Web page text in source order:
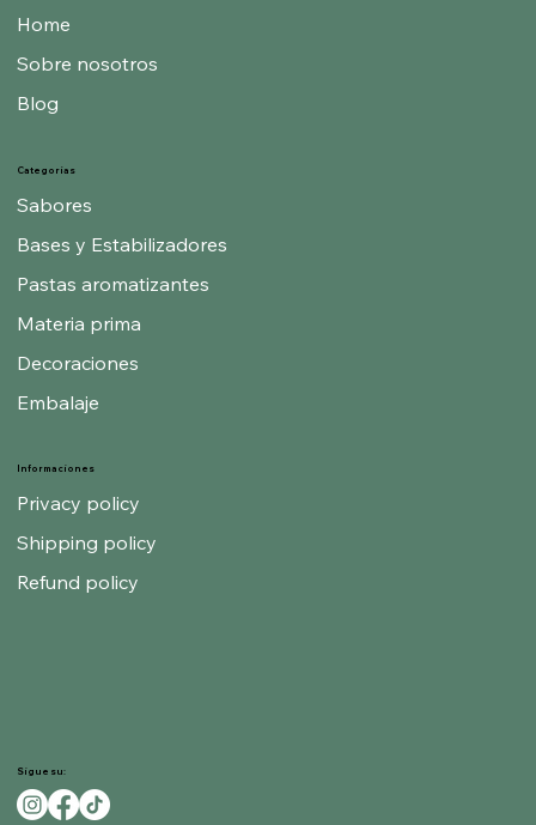
Informaciones
Privacy policy
Shipping policy
Refund policy
Categorías
Sabores
Bases y Estabilizadores
Pastas aromatizantes
Materia prima
Decoraciones
Embalaje
Home
Sobre nosotros
Blog
Sigue su: